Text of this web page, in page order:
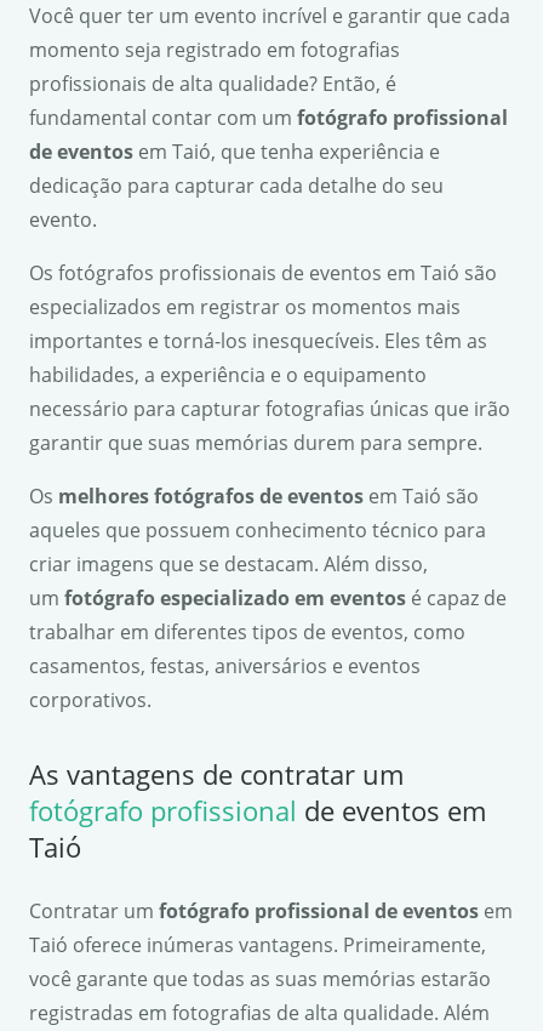
Você quer ter um evento incrível e garantir que cada
momento seja registrado em fotografias
profissionais de alta qualidade? Então, é
fundamental contar com um fotógrafo profissional
de eventos em Taió, que tenha experiência e
dedicação para capturar cada detalhe do seu
evento.
Os fotógrafos profissionais de eventos em Taió são
especializados em registrar os momentos mais
importantes e torná-los inesquecíveis. Eles têm as
habilidades, a experiência e o equipamento
necessário para capturar fotografias únicas que irão
garantir que suas memórias durem para sempre.
Os melhores fotógrafos de eventos em Taió são
aqueles que possuem conhecimento técnico para
criar imagens que se destacam. Além disso,
um fotógrafo especializado em eventos é capaz de
trabalhar em diferentes tipos de eventos, como
casamentos, festas, aniversários e eventos
corporativos.
As vantagens de contratar um
fotógrafo profissional de eventos em
Taió
Contratar um fotógrafo profissional de eventos em
Taió oferece inúmeras vantagens. Primeiramente,
você garante que todas as suas memórias estarão
registradas em fotografias de alta qualidade. Além